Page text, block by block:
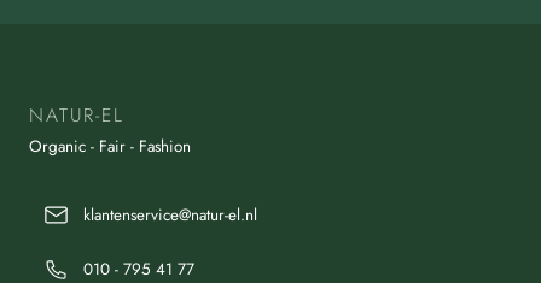
NATUR-EL
Organic - Fair - Fashion
klantenservice@natur-el.nl
010 - 795 41 77